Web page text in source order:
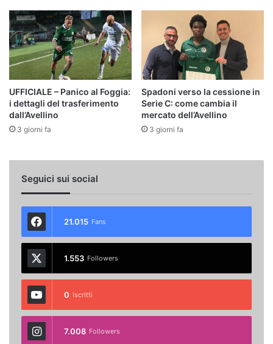
UFFICIALE – Panico al Foggia:
i dettagli del trasferimento
dall’Avellino
3 giorni fa
Spadoni verso la cessione in
Serie C: come cambia il
mercato dell’Avellino
3 giorni fa
Seguici sui social
21.015 Fans
1.553 Followers
0 Iscritti
7.008 Followers